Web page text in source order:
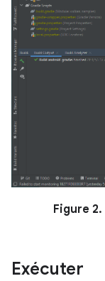
Figure 2.
Exécuter